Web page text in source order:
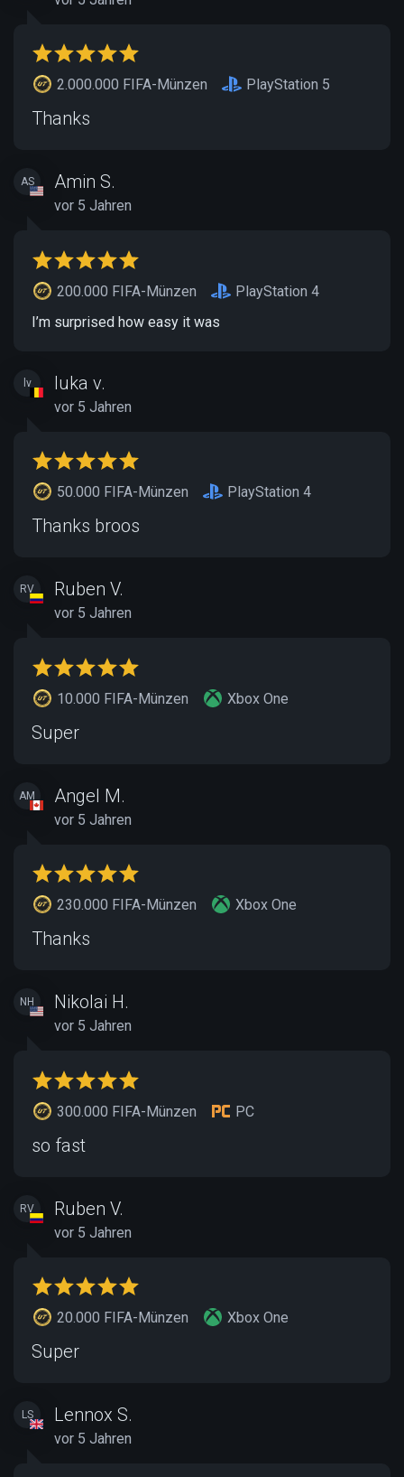
2.000.000 FIFA-Münzen PlayStation 5
Thanks
AS Amin S.
vor 5 Jahren
200.000 FIFA-Münzen
PlayStation 4
I’m surprised how easy it was
lv luka v.
vor 5 Jahren
50.000 FIFA-Münzen PlayStation 4
Thanks broos
RV Ruben V.
vor 5 Jahren
10.000 FIFA-Münzen Xbox One
Super
AM Angel M.
vor 5 Jahren
230.000 FIFA-Münzen Xbox One
Thanks
NH Nikolai H.
vor 5 Jahren
300.000 FIFA-Münzen PC
so fast
RV Ruben V.
vor 5 Jahren
20.000 FIFA-Münzen Xbox One
Super
LS Lennox S.
vor 5 Jahren